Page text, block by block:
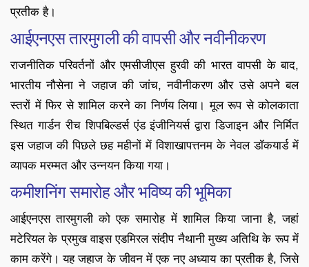
प्रतीक है।
आईएनएस तारमुगली की वापसी और नवीनीकरण
राजनीतिक परिवर्तनों और एमसीजीएस हुरवी की भारत वापसी के बाद,
भारतीय नौसेना ने जहाज की जांच, नवीनीकरण और उसे अपने बल
स्तरों में फिर से शामिल करने का निर्णय लिया। मूल रूप से कोलकाता
स्थित गार्डन रीच शिपबिल्डर्स एंड इंजीनियर्स द्वारा डिजाइन और निर्मित
इस जहाज की पिछले छह महीनों में विशाखापत्तनम के नेवल डॉकयार्ड में
व्यापक मरम्मत और उन्नयन किया गया।
कमीशनिंग समारोह और भविष्य की भूमिका
आईएनएस तारमुगली को एक समारोह में शामिल किया जाना है, जहां
मटेरियल के प्रमुख वाइस एडमिरल संदीप नैथानी मुख्य अतिथि के रूप में
काम करेंगे। यह जहाज के जीवन में एक नए अध्याय का प्रतीक है, जिसे